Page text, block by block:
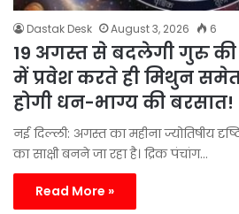
Dastak Desk August 3, 2026 6
19 अगस्त से बदलेगी गुरु की
में प्रवेश करते ही मिथुन समेत
होगी धन-भाग्य की बरसात!
नई दिल्ली: अगस्त का महीना ज्योतिषीय
का साक्षी बनने जा रहा है। द्रिक पंचांग…
Read More »